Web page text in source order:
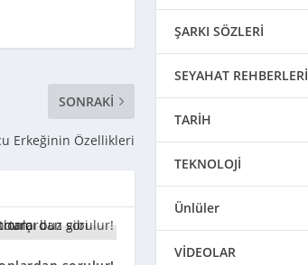
SONRAKI
Erkeğinin Özellikleri
ŞARKI SÖZLERİ
SEYAHAT REHBERLERİ
TARİH
TEKNOLOJİ
Ünlüler
VİDEOLAR